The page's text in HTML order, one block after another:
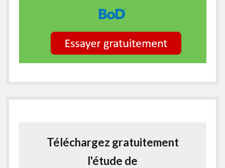
Téléchargez gratuitement
l'étude de